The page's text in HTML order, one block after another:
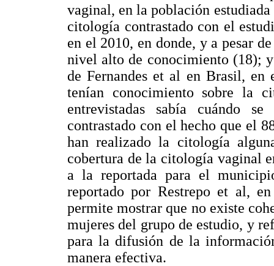
vaginal, en la población estudiada
citología contrastado con el
en el 2010, en donde, y a pesar
nivel alto de conocimiento (18);
de Fernandes et al en Brasil, en
tenían conocimiento sobre la
entrevistadas sabía cuándo
contrastado con el hecho que el
han realizado la citología
cobertura de la citología vaginal
a la reportada para el
reportado por Restrepo et al,
permite mostrar que no existe
mujeres del grupo de estudio, y
para la difusión de la
manera efectiva.